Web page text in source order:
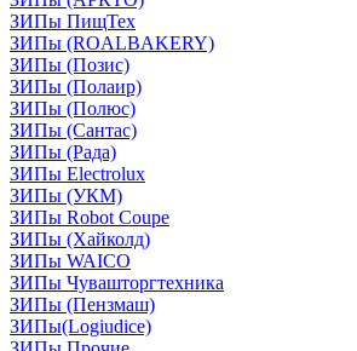
ЗИПы ПищТех
ЗИПы (ROALBAKERY)
ЗИПы (Позис)
ЗИПы (Полаир)
ЗИПы (Полюс)
ЗИПы (Сантас)
ЗИПы (Рада)
ЗИПы Electrolux
ЗИПы (УКМ)
ЗИПы Robot Coupe
ЗИПы (Хайколд)
ЗИПы WAICO
ЗИПы Чувашторгтехника
ЗИПы (Пензмаш)
ЗИПы(Logiudice)